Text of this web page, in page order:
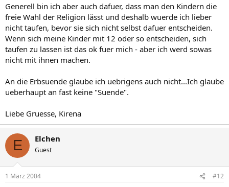
Generell bin ich aber auch dafuer, dass man den Kindern die
freie Wahl der Religion lässt und deshalb wuerde ich lieber
nicht taufen, bevor sie sich nicht selbst dafuer entscheiden.
Wenn sich meine Kinder mit 12 oder so entscheiden, sich
taufen zu lassen ist das ok fuer mich - aber ich werd sowas
nicht mit ihnen machen.
An die Erbsuende glaube ich uebrigens auch nicht...Ich glaube
ueberhaupt an fast keine "Suende".
Liebe Gruesse, Kirena
E Elchen
Guest
1 März 2004 #12